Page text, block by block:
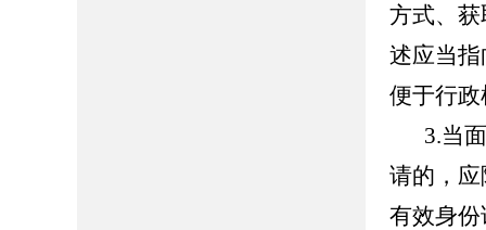
方式、
述应当
便于行
3.当
请的，
有效身